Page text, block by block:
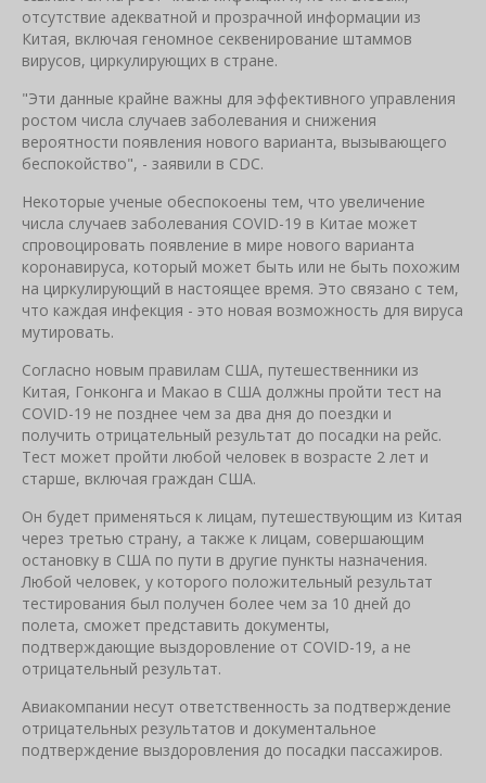
отсутствие адекватной и прозрачной информации из
Китая, включая геномное секвенирование штаммов
вирусов, циркулирующих в стране.
"Эти данные крайне важны для эффективного управления
ростом числа случаев заболевания и снижения
вероятности появления нового варианта, вызывающего
беспокойство", - заявили в CDC.
Некоторые ученые обеспокоены тем, что увеличение
числа случаев заболевания COVID-19 в Китае может
спровоцировать появление в мире нового варианта
коронавируса, который может быть или не быть похожим
на циркулирующий в настоящее время. Это связано с тем,
что каждая инфекция - это новая возможность для вируса
мутировать.
Согласно новым правилам США, путешественники из
Китая, Гонконга и Макао в США должны пройти тест на
COVID-19 не позднее чем за два дня до поездки и
получить отрицательный результат до посадки на рейс.
Тест может пройти любой человек в возрасте 2 лет и
старше, включая граждан США.
Он будет применяться к лицам, путешествующим из Китая
через третью страну, а также к лицам, совершающим
остановку в США по пути в другие пункты назначения.
Любой человек, у которого положительный результат
тестирования был получен более чем за 10 дней до
полета, сможет представить документы,
подтверждающие выздоровление от COVID-19, а не
отрицательный результат.
Авиакомпании несут ответственность за подтверждение
отрицательных результатов и документальное
подтверждение выздоровления до посадки пассажиров.